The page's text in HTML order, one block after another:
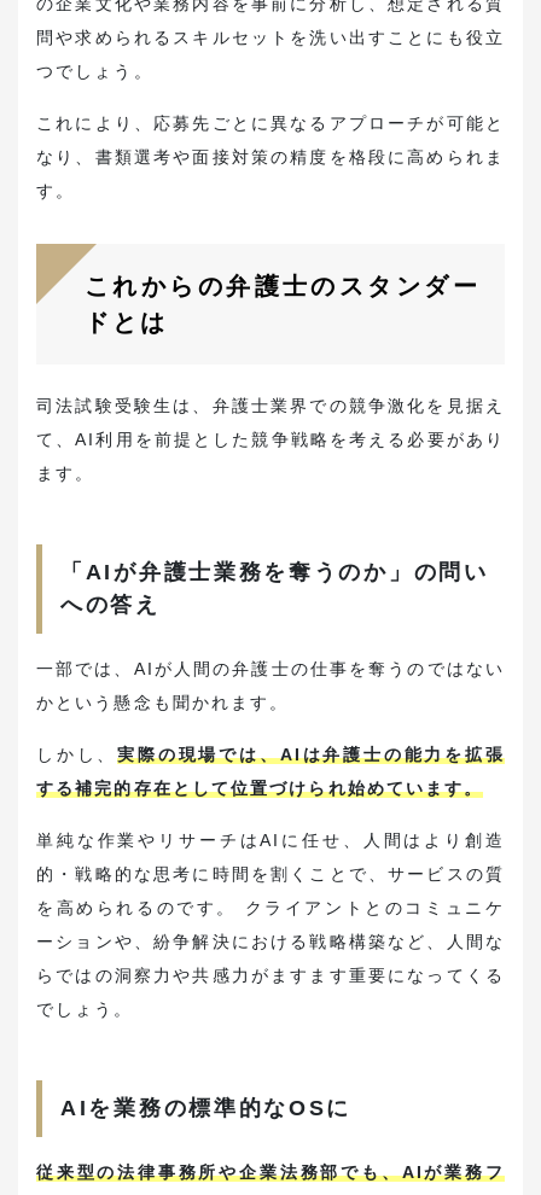
問や求められるスキルセットを洗い出すことにも役立
つでしょう。
これにより、応募先ごとに異なるアプローチが可能と
なり、書類選考や面接対策の精度を格段に高められま
す。
これからの弁護士のスタンダー
ドとは
司法試験受験生は、弁護士業界での競争激化を見据え
て、AI利用を前提とした競争戦略を考える必要があり
ます。
「AIが弁護士業務を奪うのか」の問い
への答え
一部では、AIが人間の弁護士の仕事を奪うのではない
かという懸念も聞かれます。
しかし、実際の現場では、AIは弁護士の能力を拡張
する補完的存在として位置づけられ始めています。
単純な作業やリサーチはAIに任せ、人間はより創造
的・戦略的な思考に時間を割くことで、サービスの質
を高められるのです。 クライアントとのコミュニケ
ーションや、紛争解決における戦略構築など、人間な
らではの洞察力や共感力がますます重要になってくる
でしょう。
AIを業務の標準的なOSに
従来型の法律事務所や企業法務部でも、AIが業務フ